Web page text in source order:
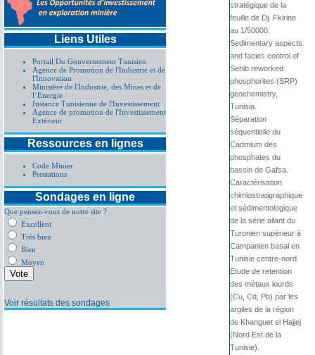
Liens Utiles
Portail Du Gouvernement Tunisien
Agence de Promotion de l'Industrie et de
l'Innovation
Ministère de l'Industrie, des Mines et de
l’Energie
Instance Tunisienne de l'Investissement
Agence de promotion de l'Investissement
Extérieur
Ressources en lignes
Code Minier
Prestations
Sondages en ligne
Que pensez-vous de notre site ?
Excellent
Très bien
Bien
Moyen
Voir résultats des sondages
stratégique de la
feuille de Dj. Fkirine
au 1/50000.
Sedimentary aspects
and facies control of
Sehib reworked
phosphorites (SRP)
geochemistry,
Tunisia.
Séparation
séquentielle du
Cadmium des
phosphates du
bassin de Gafsa.
Caractérisation
chimiostratigraphique
et sédimentologique
de la série allant du
Turonien supérieur à
Campanien basal en
Tunisie centre-nord
Etude de retention
des métaux lourds
(Cu, Cd, Pb) par les
argiles de la région
de Khanguet el Hajjej
(Nord Est de la
Tunisie).